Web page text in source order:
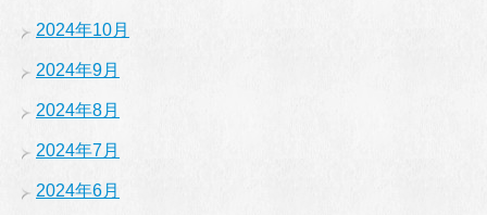
2024年10月
2024年9月
2024年8月
2024年7月
2024年6月